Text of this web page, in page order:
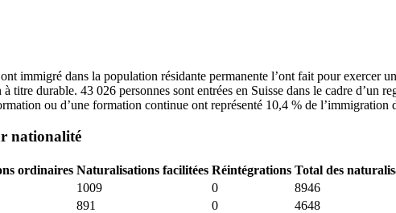
immigré dans la population résidante permanente l’ont fait pour
titre durable. 43 026 personnes sont entrées en Suisse dans le cadre
ou d’une formation continue ont représenté 10,4 % de
nationalité
ordinaires Naturalisations facilitées Réintégrations Total des
1009 0 8946
891 0 4648